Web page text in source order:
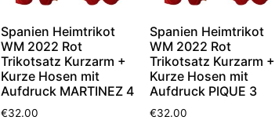
Spanien Heimtrikot
WM 2022 Rot
Trikotsatz Kurzarm +
Kurze Hosen mit
Aufdruck MARTINEZ 4
€32.00
Spanien Heimtrikot
WM 2022 Rot
Trikotsatz Kurzarm +
Kurze Hosen mit
Aufdruck PIQUE 3
€32.00